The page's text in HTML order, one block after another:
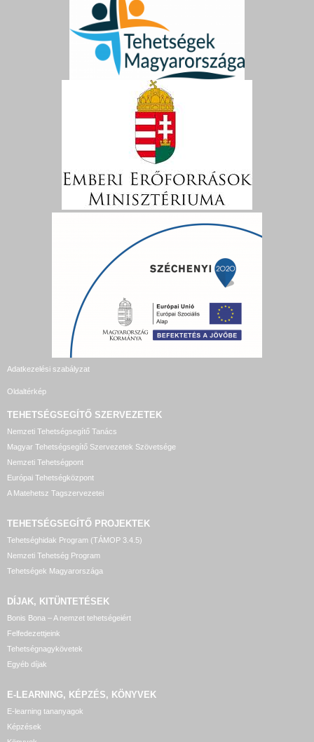
Adatkezelési szabályzat
Oldaltérkép
TEHETSÉGSEGÍTŐ SZERVEZETEK
Nemzeti Tehetségsegítő Tanács
Magyar Tehetségsegítő Szervezetek Szövetsége
Nemzeti Tehetségpont
Európai Tehetségközpont
A Matehetsz Tagszervezetei
TEHETSÉGSEGÍTŐ PROJEKTEK
Tehetséghidak Program (TÁMOP 3.4.5)
Nemzeti Tehetség Program
Tehetségek Magyarországa
DÍJAK, KITÜNTETÉSEK
Bonis Bona – A nemzet tehetségeiért
Felfedezettjeink
Tehetségnagykövetek
Egyéb díjak
E-LEARNING, KÉPZÉS, KÖNYVEK
E-learning tananyagok
Képzések